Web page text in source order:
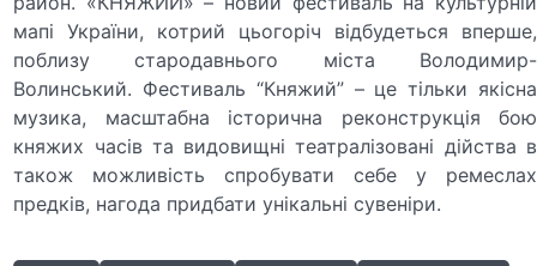
мапі України, котрий цьогоріч відбудеться вперше,
поблизу стародавнього міста Володимир-
Волинський. Фестиваль “Княжий” – це тільки якісна
музика, масштабна історична реконструкція бою
княжих часів та видовищні театралізовані дійства в
також можливість спробувати себе у ремеслах
предків, нагода придбати унікальні сувеніри.